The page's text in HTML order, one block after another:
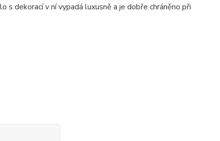
s dekorací v ní vypadá luxusně a je dobře chráněno při